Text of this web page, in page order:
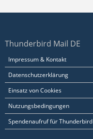
Thunderbird Mail DE
Impressum & Kontakt
Datenschutzerklärung
Einsatz von Cookies
Nutzungsbedingungen
Spendenaufruf für Thunderbird